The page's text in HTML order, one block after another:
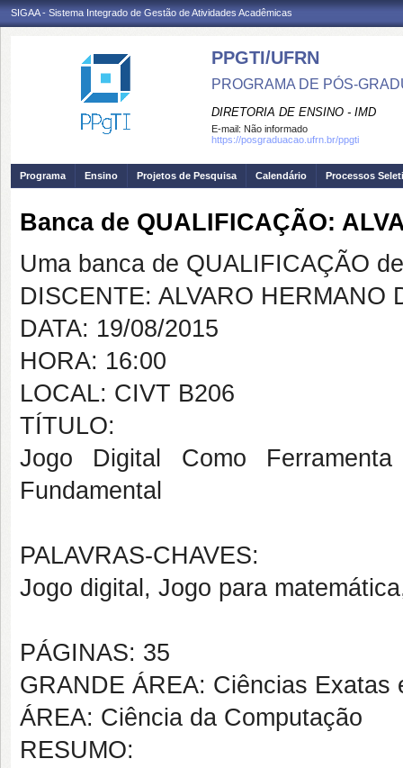
SIGAA - Sistema Integrado de Gestão de Atividades Acadêmicas
PPGTI/UFRN
PROGRAMA DE PÓS-
DIRETORIA DE ENSINO - IMD
E-mail: Não informado
https://posgraduacao.ufrn.br/ppgti
Programa Ensino Projetos de Pesquisa Calendário Processos
Banca de QUALIFICAÇÃO:
Uma banca de QUALIFICAÇÃO
DISCENTE: ALVARO HERMANO
DATA: 19/08/2015
HORA: 16:00
LOCAL: CIVT B206
TÍTULO:
Jogo Digital Como
Fundamental
PALAVRAS-CHAVES:
Jogo digital, Jogo para
PÁGINAS: 35
GRANDE ÁREA: Ciências Exatas
ÁREA: Ciência da Computação
RESUMO: